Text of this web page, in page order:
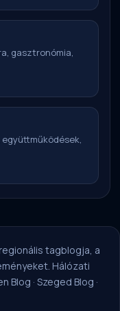
gasztronómia,
regionális tagblogja, a
Hálózati
Blog · Szeged Blog ·